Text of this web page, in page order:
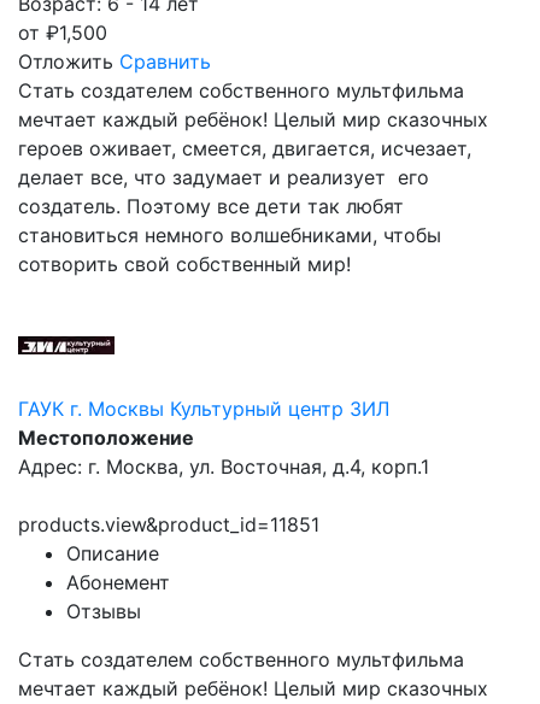
от ₽1,500
Отложить Сравнить
Стать создателем собственного мультфильма
мечтает каждый ребёнок! Целый мир сказочных
героев оживает, смеется, двигается, исчезает,
делает все, что задумает и реализует его
создатель. Поэтому все дети так любят
становиться немного волшебниками, чтобы
сотворить свой собственный мир!
ГАУК г. Москвы Культурный центр ЗИЛ
Местоположение
Адрес: г. Москва, ул. Восточная, д.4, корп.1
products.view&product_id=11851
Описание
Абонемент
Отзывы
Стать создателем собственного мультфильма
мечтает каждый ребёнок! Целый мир сказочных